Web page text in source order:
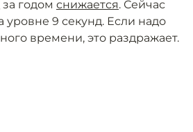
годом снижается. Сейчас
уровне 9 секунд. Если надо
времени, это раздражает.